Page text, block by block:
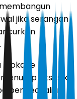
jika serangan
blokade
akses ke
pengecualian.